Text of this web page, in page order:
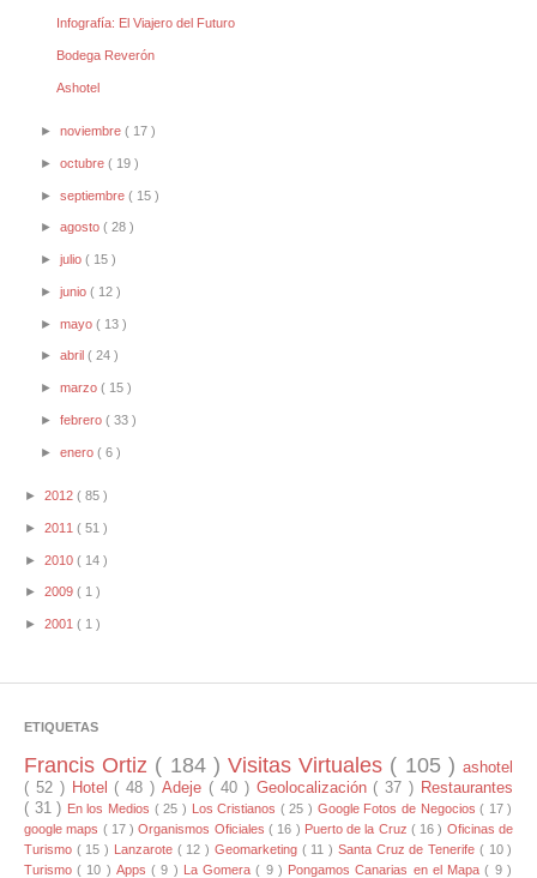
Infografía: El Viajero del Futuro
Bodega Reverón
Ashotel
►noviembre( 17 )
►octubre( 19 )
►septiembre( 15 )
►agosto( 28 )
►julio( 15 )
►junio( 12 )
►mayo( 13 )
►abril( 24 )
►marzo( 15 )
►febrero( 33 )
►enero( 6 )
► 2012 ( 85 )
► 2011 ( 51 )
► 2010 ( 14 )
► 2009 ( 1 )
► 2001 ( 1 )
ETIQUETAS
Francis Ortiz ( 184 )Visitas Virtuales ( 105 )ashotel
( 52 ) Hotel ( 48 )Adeje ( 40 ) Geolocalización ( 37 ) Restaurantes
( 31 ) En los Medios ( 25 ) Los Cristianos ( 25 ) Google Fotos de Negocios( 17 )
google maps ( 17 )Organismos Oficiales ( 16 ) Puerto de la Cruz ( 16 ) Oficinas de
Turismo ( 15 ) Lanzarote ( 12 ) Geomarketing ( 11 ) Santa Cruz de Tenerife ( 10 )
Turismo( 10 ) Apps( 9 ) La Gomera( 9 ) Pongamos Canarias en el Mapa( 9 )